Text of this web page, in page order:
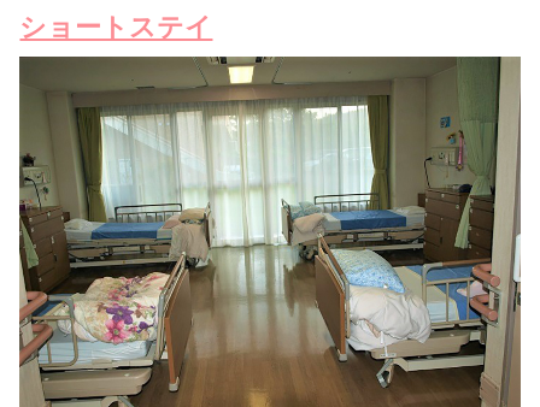
ショートステイ